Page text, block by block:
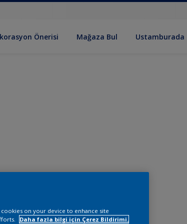
Önerisi Mağaza Bul Ustamburada
on your device to enhance site
Daha fazla bilgi için Çerez Bildirimi.